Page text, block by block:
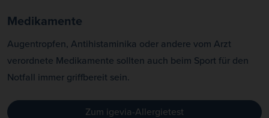
Medikamente
Augentropfen, Antihistaminika oder andere vom Arzt
verordnete Medikamente sollten auch beim Sport für den
Notfall immer griffbereit sein.
Zum igevia-Allergietest